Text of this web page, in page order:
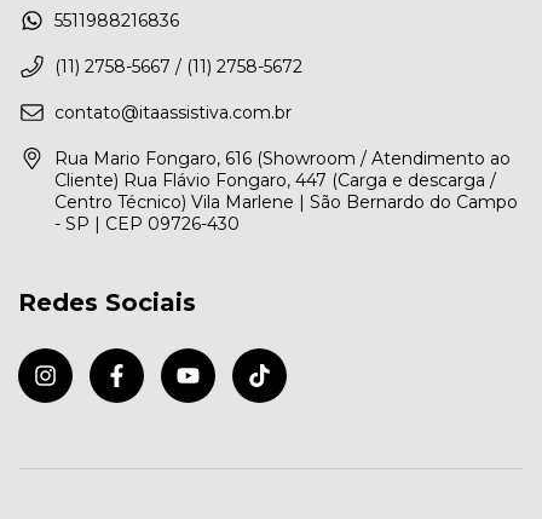
5511988216836
(11) 2758-5667 / (11) 2758-5672
contato@itaassistiva.com.br
Rua Mario Fongaro, 616 (Showroom / Atendimento ao
Cliente) Rua Flávio Fongaro, 447 (Carga e descarga /
Centro Técnico) Vila Marlene | São Bernardo do Campo
- SP | CEP 09726-430
Redes Sociais